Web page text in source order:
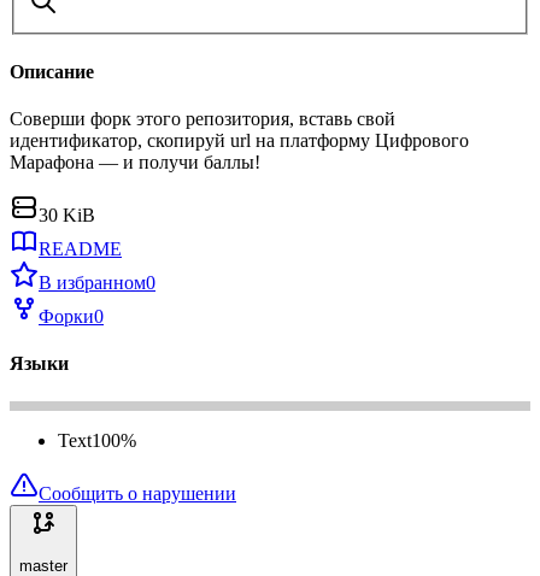
Описание
Соверши форк этого репозитория, вставь свой
идентификатор, скопируй url на платформу Цифрового
Марафона — и получи баллы!
30 KiB
README
В избранном0
Форки0
Языки
Text100%
Сообщить о нарушении
master